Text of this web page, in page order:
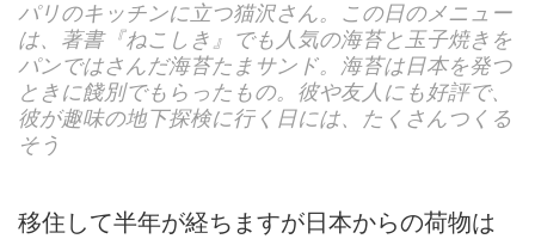
パリのキッチンに立つ猫沢さん。この日のメニュー
は、著書『ねこしき』でも人気の海苔と玉子焼きを
パンではさんだ海苔たまサンド。海苔は日本を発つ
ときに餞別でもらったもの。彼や友人にも好評で、
彼が趣味の地下探検に行く日には、たくさんつくる
そう
移住して半年が経ちますが日本からの荷物は